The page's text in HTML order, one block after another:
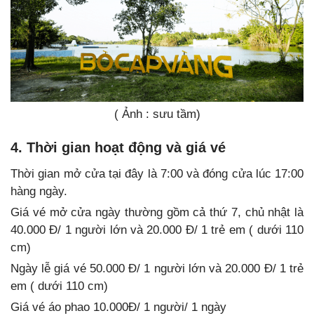
( Ảnh : sưu tầm)
4. Thời gian hoạt động và giá vé
Thời gian mở cửa tại đây là 7:00 và đóng cửa lúc 17:00
hàng ngày.
Giá vé mở cửa ngày thường gồm cả thứ 7, chủ nhật là
40.000 Đ/ 1 người lớn và 20.000 Đ/ 1 trẻ em ( dưới 110
cm)
Ngày lễ giá vé 50.000 Đ/ 1 người lớn và 20.000 Đ/ 1 trẻ
em ( dưới 110 cm)
Giá vé áo phao 10.000Đ/ 1 người/ 1 ngày